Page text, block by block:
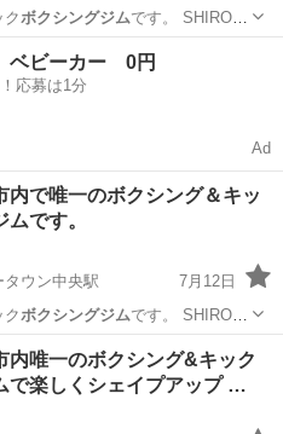
ボクシングジムです。 SHIROI
ン中央駅 美容健康
ベビーカー 0円
応募は1分
Ad
内で唯一のボクシング＆キッ
です。
ウン中央駅
7月12日
ボクシングジムです。 SHIROI
ン中央駅 空手/他格闘技
内唯一のボクシング&キック
で楽しくシェイプアップ …